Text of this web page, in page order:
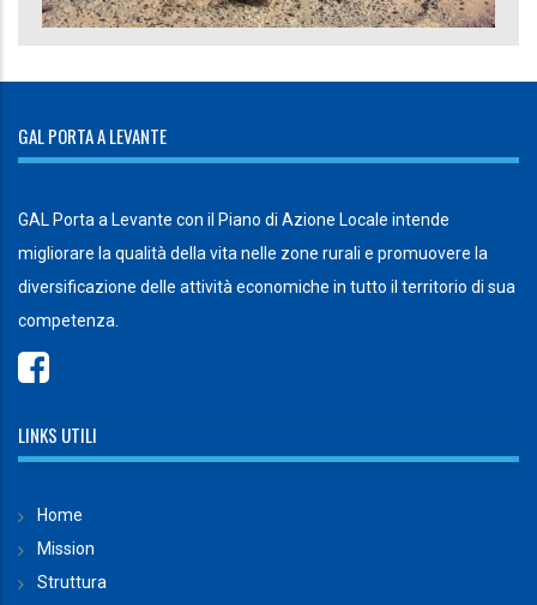
GAL PORTA A LEVANTE
GAL Porta a Levante con il Piano di Azione Locale intende
migliorare la qualità della vita nelle zone rurali e promuovere la
diversificazione delle attività economiche in tutto il territorio di sua
competenza.
LINKS UTILI
Home
Mission
Struttura